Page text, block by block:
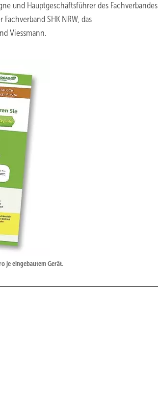
und Hauptgeschäftsführer des Fachverbandes
SHK NRW, das
Viessmann.
je eingebautem Gerät.